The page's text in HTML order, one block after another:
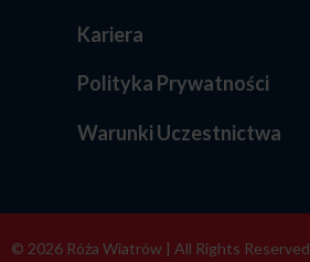
Kariera
Polityka Prywatności
Warunki Uczestnictwa
© 2026 Róża Wiatrów | All Rights Reserved